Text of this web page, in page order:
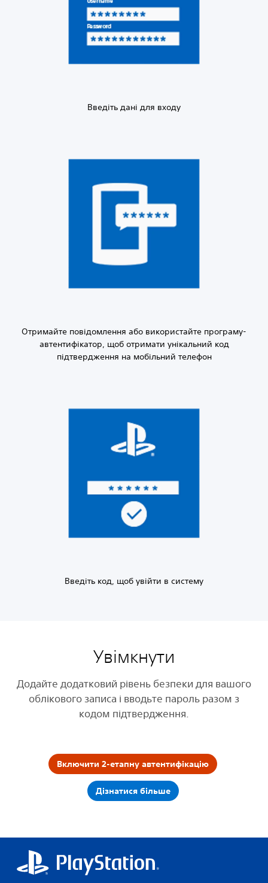
Введіть дані для входу
Отримайте повідомлення або використайте програму-
автентифікатор, щоб отримати унікальний код
підтвердження на мобільний телефон
Введіть код, щоб увійти в систему
Увімкнути
Додайте додатковий рівень безпеки для вашого
облікового записа і вводьте пароль разом з
кодом підтвердження.
Включити 2-етапну автентифікацію
Дізнатися більше